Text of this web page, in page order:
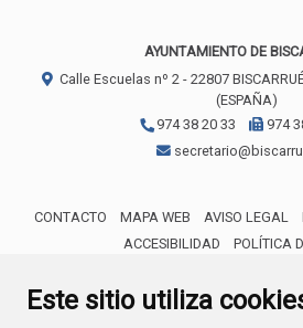
Este sitio utiliza
AYUNTAMIENTO DE
Calle Escuelas nº 2 - 22807
(ESPAÑA)
974 38 20 33
974
CONTACTO MAPA WEB AVISO LEGAL
ACCESIBILIDAD
POLÍTICA